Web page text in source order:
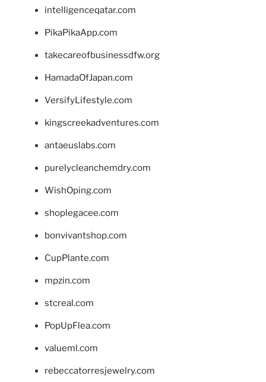
intelligenceqatar.com
PikaPikaApp.com
takecareofbusinessdfw.org
HamadaOfJapan.com
VersifyLifestyle.com
kingscreekadventures.com
antaeuslabs.com
purelycleanchemdry.com
WishOping.com
shoplegacee.com
bonvivantshop.com
CupPlante.com
mpzin.com
stcreal.com
PopUpFlea.com
valueml.com
rebeccatorresjewelry.com